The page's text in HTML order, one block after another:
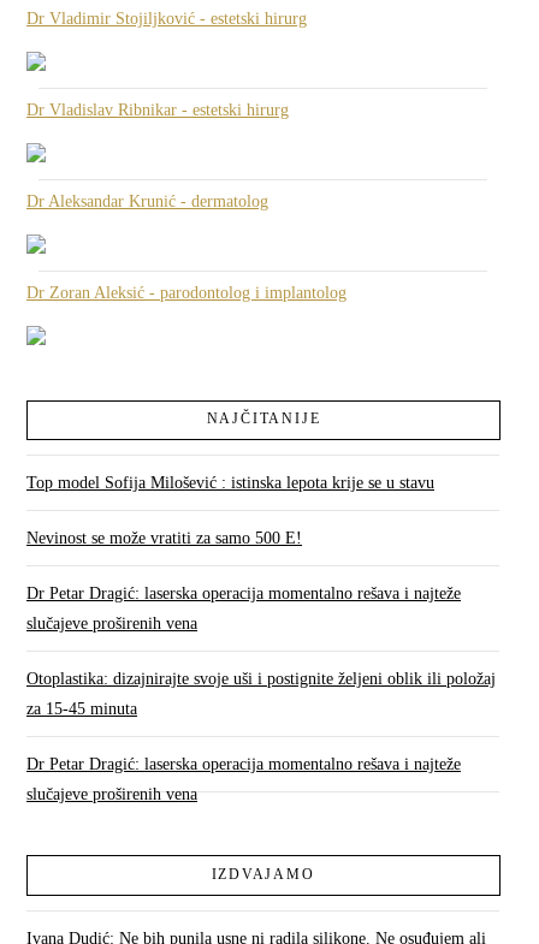
Dr Vladimir Stojiljković - estetski hirurg
Dr Vladislav Ribnikar - estetski hirurg
Dr Aleksandar Krunić - dermatolog
Dr Zoran Aleksić - parodontolog i implantolog
NAJČITANIJE
Top model Sofija Milošević : istinska lepota krije se u stavu
Nevinost se može vratiti za samo 500 E!
Dr Petar Dragić: laserska operacija momentalno rešava i najteže
slučajeve proširenih vena
Otoplastika: dizajnirajte svoje uši i postignite željeni oblik ili položaj
za 15-45 minuta
Dr Petar Dragić: laserska operacija momentalno rešava i najteže
slučajeve proširenih vena
IZDVAJAMO
Ivana Dudić: Ne bih punila usne ni radila silikone. Ne osuđujem ali